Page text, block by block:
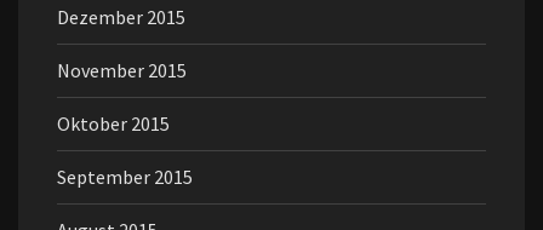
Dezember 2015
November 2015
Oktober 2015
September 2015